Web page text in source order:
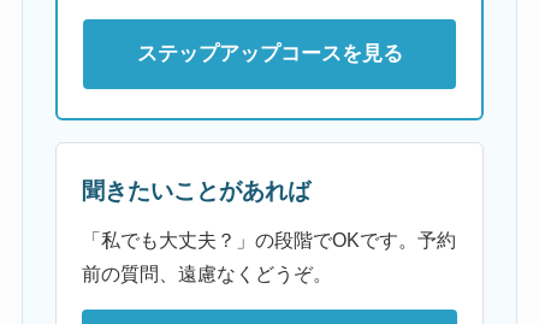
ステップアップコースを見る
聞きたいことがあれば
「私でも大丈夫？」の段階でOKです。予約
前の質問、遠慮なくどうぞ。